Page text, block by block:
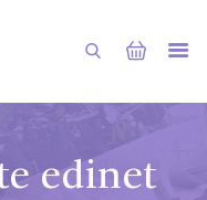
edinet